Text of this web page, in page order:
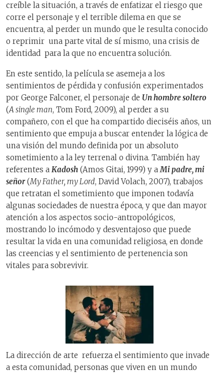
creíble la situación, a través de enfatizar el riesgo que
corre el personaje y el terrible dilema en que se
encuentra, al perder un mundo que le resulta conocido
o reprimir una parte vital de sí mismo, una crisis de
identidad para la que no encuentra solución.
En este sentido, la película se asemeja a los
sentimientos de pérdida y confusión experimentados
por George Falconer, el personaje de Un hombre soltero
(A single man, Tom Ford, 2009), al perder a su
compañero, con el que ha compartido dieciséis años, un
sentimiento que empuja a buscar entender la lógica de
una visión del mundo definida por un absoluto
sometimiento a la ley terrenal o divina. También hay
referentes a Kadosh (Amos Gitai, 1999) y a Mi padre, mi
señor(My Father, my Lord, David Volach, 2007), trabajos
que retratan el sometimiento que imponen todavía
algunas sociedades de nuestra época, y que dan mayor
atención a los aspectos socio-antropológicos,
mostrando lo incómodo y desventajoso que puede
resultar la vida en una comunidad religiosa, en donde
las creencias y el sentimiento de pertenencia son
vitales para sobrevivir.
La dirección de arte refuerza el sentimiento que invade
a esta comunidad, personas que viven en un mundo